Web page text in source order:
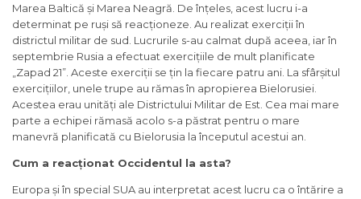
Marea Baltică și Marea Neagră. De înțeles, acest lucru i-a
determinat pe ruși să reacționeze. Au realizat exerciții în
districtul militar de sud. Lucrurile s-au calmat după aceea, iar în
septembrie Rusia a efectuat exercițiile de mult planificate
„Zapad 21”. Aceste exerciții se țin la fiecare patru ani. La sfârșitul
exercițiilor, unele trupe au rămas în apropierea Bielorusiei.
Acestea erau unități ale Districtului Militar de Est. Cea mai mare
parte a echipei rămasă acolo s-a păstrat pentru o mare
manevră planificată cu Bielorusia la începutul acestui an.
Cum a reacționat Occidentul la asta?
Europa și în special SUA au interpretat acest lucru ca o întărire a